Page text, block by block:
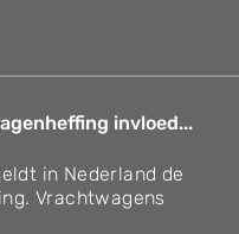
invloed...
in Nederland de
Vrachtwagens